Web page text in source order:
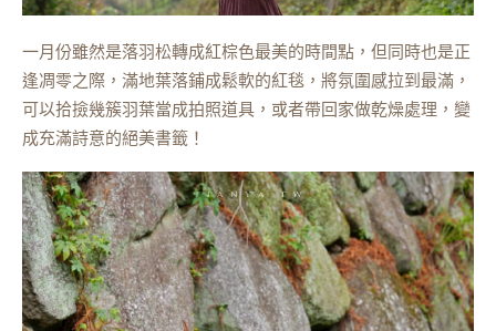
一月份雖然是落羽松轉成紅棕色最美的時間點，但同時也是正
逢凋零之際，滿地葉落鋪成鬆軟的紅毯，將氛圍感拉到最滿，
可以拾撿幾簇羽葉當成拍照道具，或者帶回家做乾燥處理，變
成充滿詩意的絕美書籤！